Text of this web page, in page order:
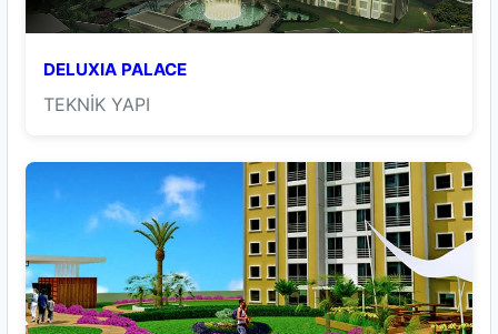
DELUXIA PALACE
TEKNİK YAPI